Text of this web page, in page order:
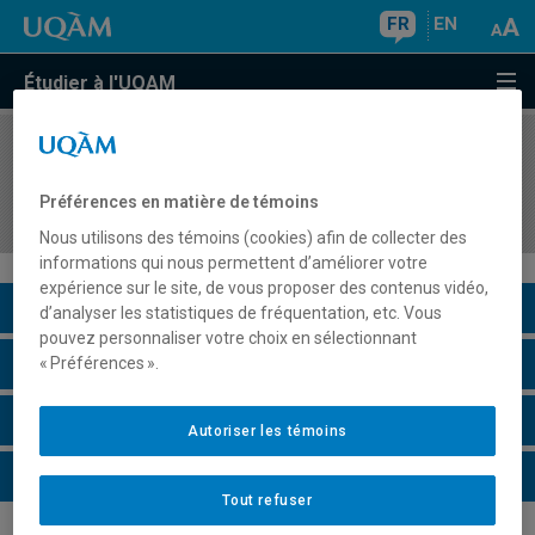
FR EN
Étudier à l'UQAM
COURS//
télévision
Description du cours
Horaire - Été 2026
Horaire - Automne 2026
Horaire - Hiver 2027
Préférences en matière de témoins
Nous utilisons des témoins (cookies) afin de collecter des
informations qui nous permettent d’améliorer votre
expérience sur le site, de vous proposer des contenus vidéo,
d’analyser les statistiques de fréquentation, etc. Vous
pouvez personnaliser votre choix en sélectionnant
« Préférences ».
Tout refuser
Autoriser les témoins